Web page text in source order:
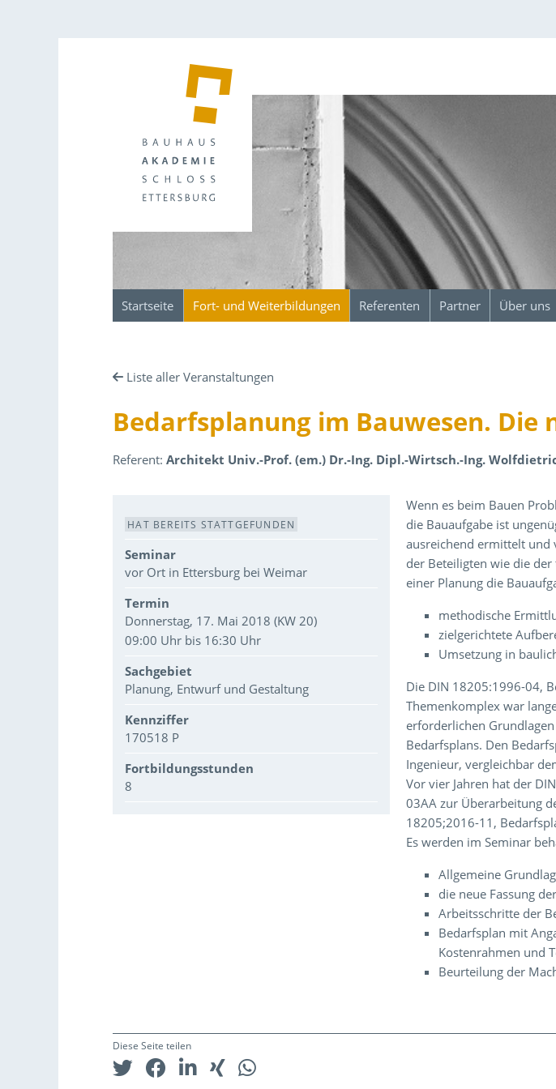
Startseite Fort- und Weiterbildungen Referenten Partner Über uns
Liste aller Veranstaltungen
Bedarfsplanung im Bauwesen. Die
Referent:Architekt Univ.-Prof. (em.) Dr.-Ing. Dipl.-Wirtsch.-Ing.
Veranstaltungsdaten
HAT BEREITS STATTGEFUNDEN
Seminar
vor Ort in Ettersburg bei Weimar
Termin
Donnerstag, 17. Mai 2018 (KW 20)
09:00 Uhr bis 16:30 Uhr
Sachgebiet
Planung, Entwurf und Gestaltung
Kennziffer
170518 P
Fortbildungsstunden
8
Über den
Wenn es beim Bauen
die Bauaufgabe ist
ausreichend ermittelt und
der Beteiligten wie die
einer Planung die
methodische
zielgerichtete
Umsetzung in
Die DIN 18205:1996-04,
Themenkomplex war
erforderlichen
Bedarfsplans. Den
Ingenieur, vergleichbar
Vor vier Jahren hat der
03AA zur Überarbeitung
18205;2016-11,
Es werden im Seminar
Allgemeine
die neue Fassung
Arbeitsschritte der
Bedarfsplan mit
Kostenrahmen und
Beurteilung der
Diese Seite teilen